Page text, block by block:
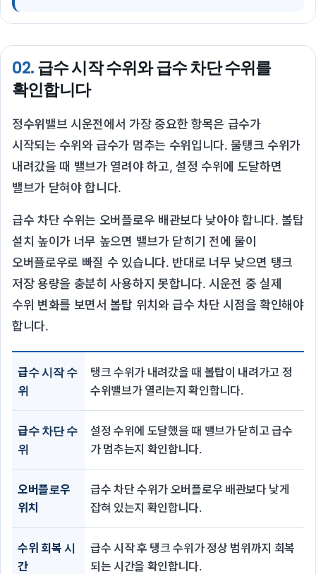
02.급수 시작 수위와 급수 차단 수위를
확인합니다
정수위밸브 시운전에서 가장 중요한 항목은 급수가
시작되는 수위와 급수가 멈추는 수위입니다. 물탱크 수위가
내려갔을 때 밸브가 열려야 하고, 설정 수위에 도달하면
밸브가 닫혀야 합니다.
급수 차단 수위는 오버플로우 배관보다 낮아야 합니다. 볼탑
설치 높이가 너무 높으면 밸브가 닫히기 전에 물이
오버플로우로 빠질 수 있습니다. 반대로 너무 낮으면 탱크
저장 용량을 충분히 사용하지 못합니다. 시운전 중 실제
수위 변화를 보면서 볼탑 위치와 급수 차단 시점을 확인해야
합니다.
급수 시작 수
위
탱크 수위가 내려갔을 때 볼탑이 내려가고 정
수위밸브가 열리는지 확인합니다.
급수 차단 수
위
설정 수위에 도달했을 때 밸브가 닫히고 급수
가 멈추는지 확인합니다.
오버플로우
위치
급수 차단 수위가 오버플로우 배관보다 낮게
잡혀 있는지 확인합니다.
수위 회복 시
간
급수 시작 후 탱크 수위가 정상 범위까지 회복
되는 시간을 확인합니다.